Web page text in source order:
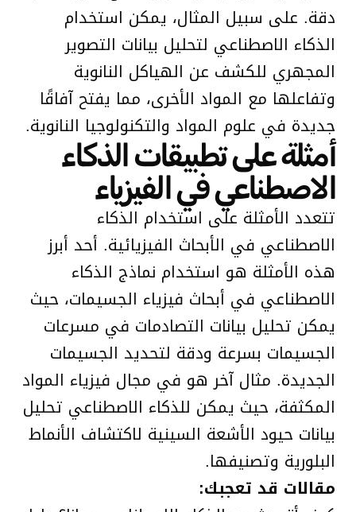
دقة. على سبيل المثال، يمكن استخدام
الذكاء الاصطناعي لتحليل بيانات التصوير
المجهري للكشف عن الهياكل النانوية
وتفاعلها مع المواد الأخرى، مما يفتح آفاقًا
جديدة في علوم المواد والتكنولوجيا النانوية.
أمثلة على تطبيقات الذكاء
الاصطناعي في الفيزياء
تتعدد الأمثلة على استخدام الذكاء
الاصطناعي في الأبحاث الفيزيائية. أحد أبرز
هذه الأمثلة هو استخدام نماذج الذكاء
الاصطناعي في أبحاث فيزياء الجسيمات، حيث
يمكن تحليل بيانات التصادمات في مسرعات
الجسيمات بسرعة ودقة لتحديد الجسيمات
الجديدة. مثال آخر هو في مجال فيزياء المواد
المكثفة، حيث يمكن للذكاء الاصطناعي تحليل
بيانات حيود الأشعة السينية لاكتشاف الأنماط
البلورية وتصنيفها.
مقالات قد تعجبك: